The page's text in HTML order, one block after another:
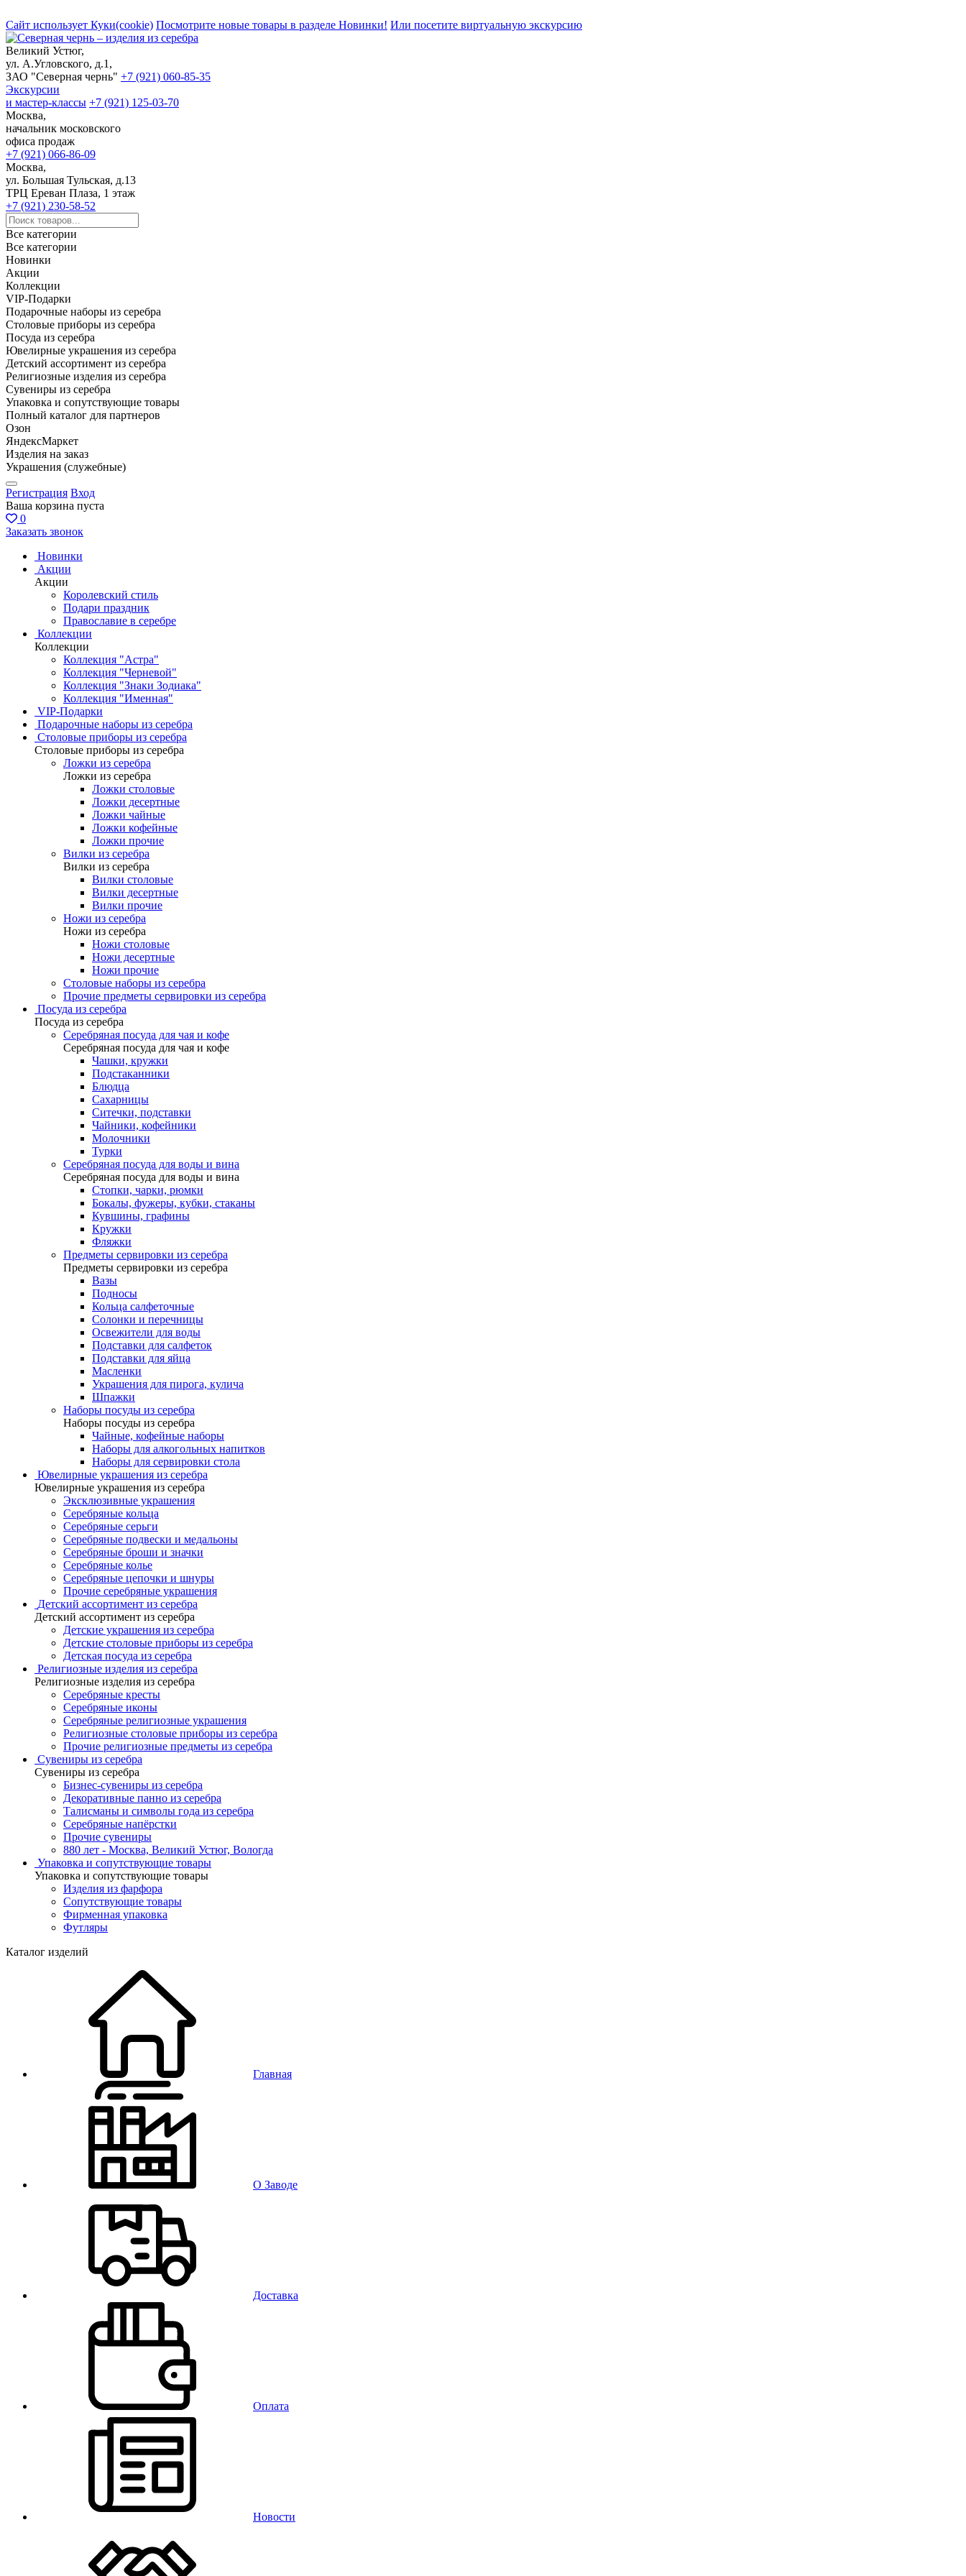
Сайт использует Куки(cookie) Посмотрите новые товары в разделе Новинки! Или посетите виртуальную экскурсию
Великий Устюг,
ул. А.Угловского, д.1,
ЗАО "Северная чернь" +7 (921) 060-85-35
Экскурсии
и мастер-классы +7 (921) 125-03-70
Москва,
начальник московского
офиса продаж
+7 (921) 066-86-09
Москва,
ул. Большая Тульская, д.13
ТРЦ Ереван Плаза, 1 этаж
+7 (921) 230-58-52
Все категории
Все категории
Новинки
Акции
Коллекции
VIP-Подарки
Подарочные наборы из серебра
Столовые приборы из серебра
Посуда из серебра
Ювелирные украшения из серебра
Детский ассортимент из серебра
Религиозные изделия из серебра
Сувениры из серебра
Упаковка и сопутствующие товары
Полный каталог для партнеров
Озон
ЯндексМаркет
Изделия на заказ
Украшения (служебные)
Регистрация Вход
Ваша корзина пуста
0
Заказать звонок
Новинки
Акции
Акции
Королевский стиль
Подари праздник
Православие в серебре
Коллекции
Коллекции
Коллекция "Астра"
Коллекция "Черневой"
Коллекция "Знаки Зодиака"
Коллекция "Именная"
VIP-Подарки
Подарочные наборы из серебра
Столовые приборы из серебра
Столовые приборы из серебра
Ложки из серебра
Ложки из серебра
Ложки столовые
Ложки десертные
Ложки чайные
Ложки кофейные
Ложки прочие
Вилки из серебра
Вилки из серебра
Вилки столовые
Вилки десертные
Вилки прочие
Ножи из серебра
Ножи из серебра
Ножи столовые
Ножи десертные
Ножи прочие
Столовые наборы из серебра
Прочие предметы сервировки из серебра
Посуда из серебра
Посуда из серебра
Серебряная посуда для чая и кофе
Серебряная посуда для чая и кофе
Чашки, кружки
Подстаканники
Блюдца
Сахарницы
Ситечки, подставки
Чайники, кофейники
Молочники
Турки
Серебряная посуда для воды и вина
Серебряная посуда для воды и вина
Стопки, чарки, рюмки
Бокалы, фужеры, кубки, стаканы
Кувшины, графины
Кружки
Фляжки
Предметы сервировки из серебра
Предметы сервировки из серебра
Вазы
Подносы
Кольца салфеточные
Солонки и перечницы
Освежители для воды
Подставки для салфеток
Подставки для яйца
Масленки
Украшения для пирога, кулича
Шпажки
Наборы посуды из серебра
Наборы посуды из серебра
Чайные, кофейные наборы
Наборы для алкогольных напитков
Наборы для сервировки стола
Ювелирные украшения из серебра
Ювелирные украшения из серебра
Эксклюзивные украшения
Серебряные кольца
Серебряные серьги
Серебряные подвески и медальоны
Серебряные броши и значки
Серебряные колье
Серебряные цепочки и шнуры
Прочие серебряные украшения
Детский ассортимент из серебра
Детский ассортимент из серебра
Детские украшения из серебра
Детские столовые приборы из серебра
Детская посуда из серебра
Религиозные изделия из серебра
Религиозные изделия из серебра
Серебряные кресты
Серебряные иконы
Серебряные религиозные украшения
Религиозные столовые приборы из серебра
Прочие религиозные предметы из серебра
Сувениры из серебра
Сувениры из серебра
Бизнес-сувениры из серебра
Декоративные панно из серебра
Талисманы и символы года из серебра
Серебряные напёрстки
Прочие сувениры
880 лет - Москва, Великий Устюг, Вологда
Упаковка и сопутствующие товары
Упаковка и сопутствующие товары
Изделия из фарфора
Сопутствующие товары
Фирменная упаковка
Футляры
Каталог изделий
Главная
О Заводе
Доставка
Оплата
Новости